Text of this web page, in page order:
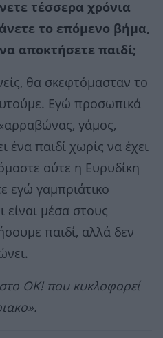
τέσσερα χρόνια
το επόμενο βήμα,
αποκτήσετε παιδί;
θα σκεφτόμασταν το
Εγώ προσωπικά
γάμος,
ένα παιδί χωρίς να έχει
ούτε η Ευρυδίκη
εγώ γαμπριάτικο
είναι μέσα στους
παιδί, αλλά δεν
OK! που κυκλοφορεί